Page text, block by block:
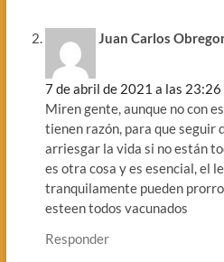
Juan Carlos
7 de abril de 2021 a las 23:26
Miren gente, aunque no con
tienen razón, para que seguir
arriesgar la vida si no están
es otra cosa y es esencial, el
tranquilamente pueden
esteen todos vacunados
Responder